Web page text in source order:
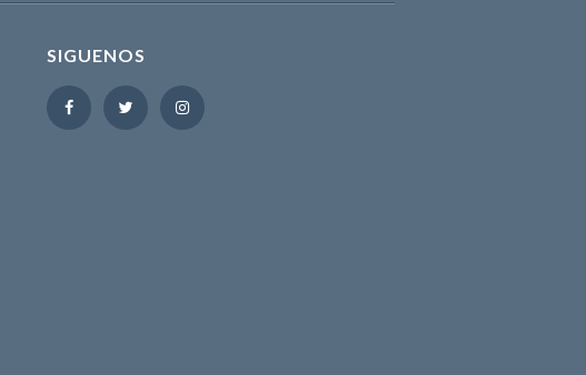
SIGUENOS